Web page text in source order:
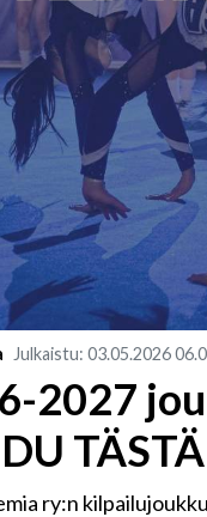
Julkaistu: 03.05.2026
2027
TÄSTÄ
ry:n